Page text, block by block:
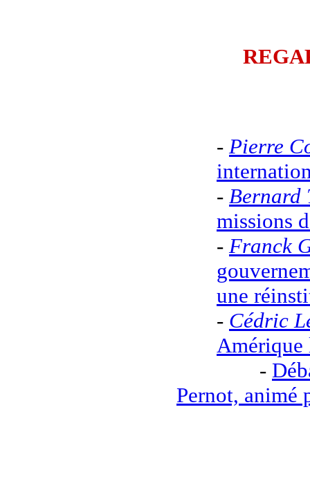
- Pierre
- Bernard
missions
- Franck
une
- Cédric
Amérique
-
Pernot, animé